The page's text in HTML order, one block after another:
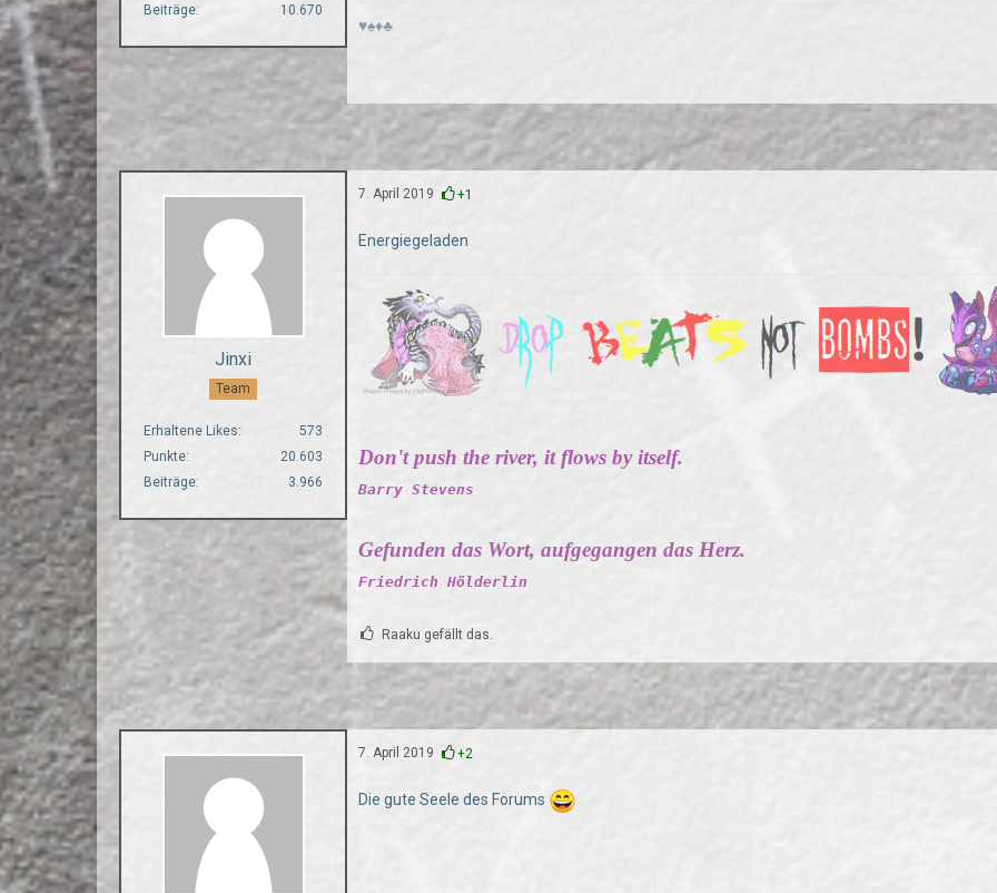
Beiträge
10.670
♥♠♦♣
Jinxi
Team
Erhaltene Likes
573
Punkte
20.603
Beiträge
3.966
7. April 2019 +1
Energiegeladen
Don't push the river, it flows by itself.
Barry Stevens
Gefunden das Wort, aufgegangen das Herz.
Friedrich Hölderlin
Raaku gefällt das.
7. April 2019 +2
Die gute Seele des Forums